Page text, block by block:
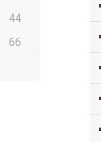
44
66